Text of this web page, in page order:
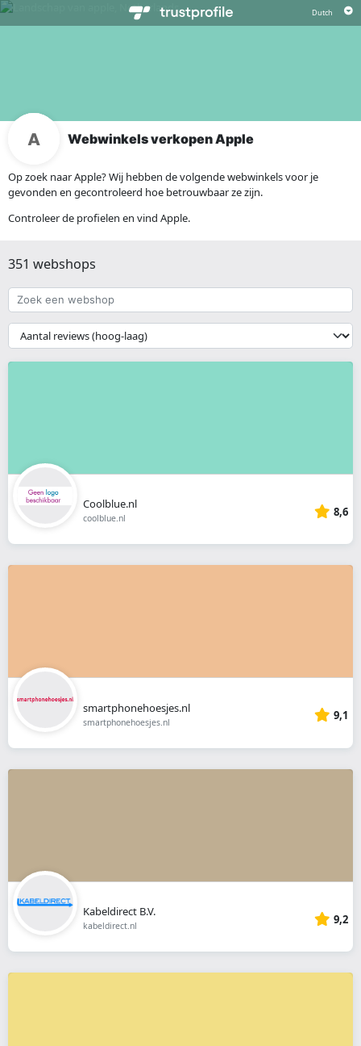
Webwinkels verkopen Apple
Op zoek naar Apple? Wij hebben de volgende webwinkels voor je
gevonden en gecontroleerd hoe betrouwbaar ze zijn.
Controleer de profielen en vind Apple.
351 webshops
Zoek
een
webshop
{{
__('Sort')
}}
Coolblue.nl
coolblue.nl 8,6
smartphonehoesjes.nl
smartphonehoesjes.nl 9,1
Kabeldirect B.V.
kabeldirect.nl 9,2